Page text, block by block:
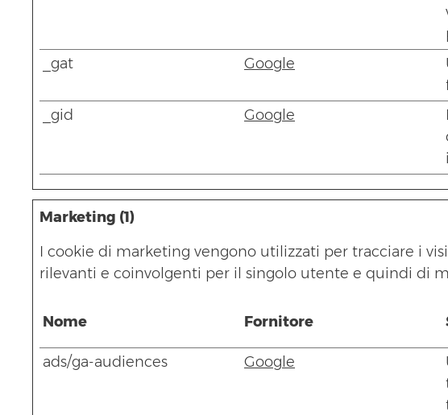
_gat Google
_gid Google
Marketing (1)
I cookie di marketing vengono utilizzati per tracciare i
rilevanti e coinvolgenti per il singolo utente e quindi di
Nome Fornitore
ads/ga-audiences Google